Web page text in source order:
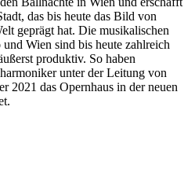
das bis heute das Bild von
geprägt hat. Die musikalischen
Wien sind bis heute zahlreich
produktiv. So haben
unter der Leitung von
2021 das Opernhaus in der neuen